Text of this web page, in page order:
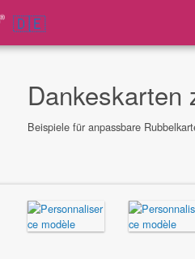
🇩🇪
Dankeskarten
Beispiele für anpassbare